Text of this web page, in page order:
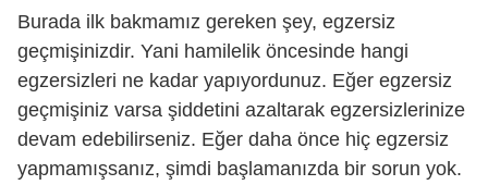
Burada ilk bakmamız gereken şey, egzersiz
geçmişinizdir. Yani hamilelik öncesinde hangi
egzersizleri ne kadar yapıyordunuz. Eğer egzersiz
geçmişiniz varsa şiddetini azaltarak egzersizlerinize
devam edebilirseniz. Eğer daha önce hiç egzersiz
yapmamışsanız, şimdi başlamanızda bir sorun yok.